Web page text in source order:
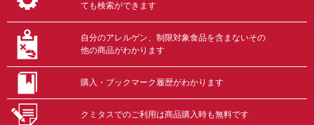
ても検索ができます
自分のアレルゲン、制限対象食品を含まないその
他の商品がわかります
購入・ブックマーク履歴がわかります
クミタスでのご利用は商品購入時も無料です